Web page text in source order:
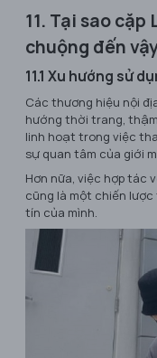
11. Tại sao
chuộng đến
11.1 Xu hướng sử
Các thương hiệu nội
hướng thời trang,
linh hoạt trong việc
sự quan tâm của giới
Hơn nữa, việc hợp tác
cũng là một chiến
tín của mình.